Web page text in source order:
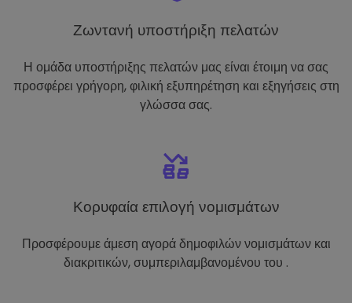
Ζωντανή υποστήριξη πελατών
Η ομάδα υποστήριξης πελατών μας είναι έτοιμη να σας
προσφέρει γρήγορη, φιλική εξυπηρέτηση και εξηγήσεις στη
γλώσσα σας.
Κορυφαία επιλογή νομισμάτων
Προσφέρουμε άμεση αγορά δημοφιλών νομισμάτων και
διακριτικών, συμπεριλαμβανομένου του .